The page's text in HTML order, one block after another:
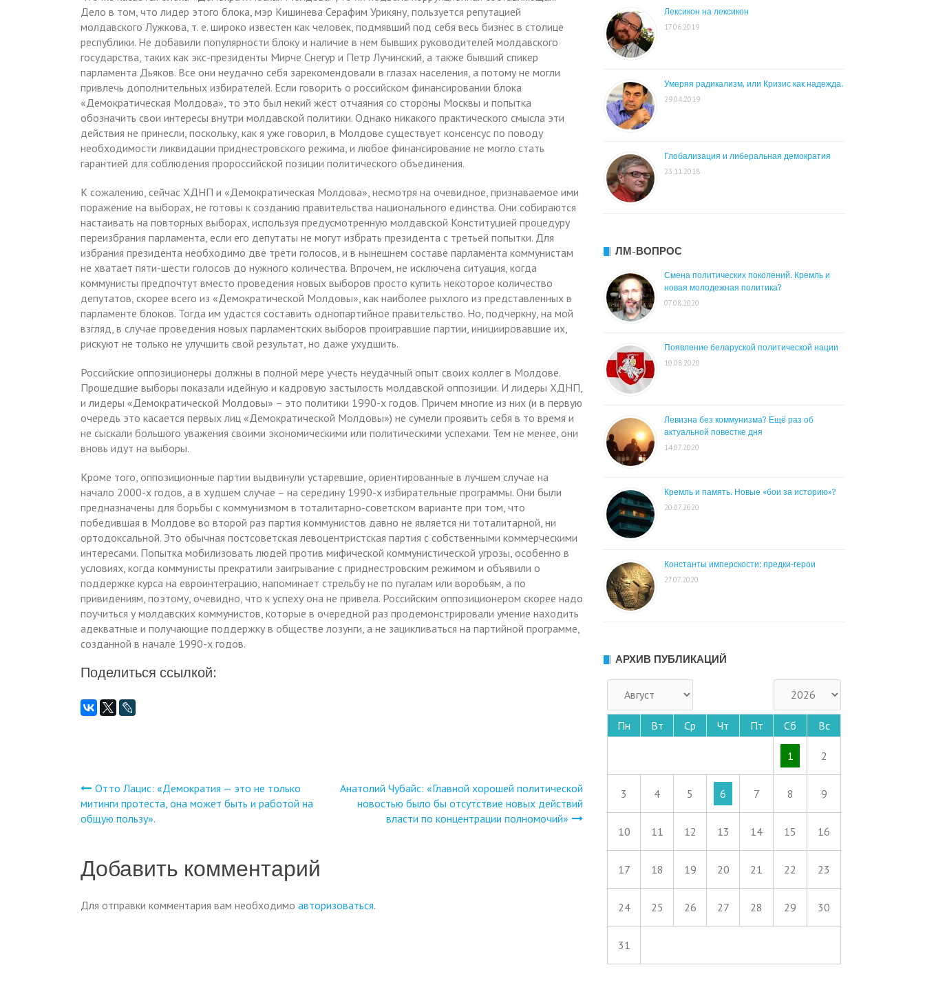
Дело в том, что лидер этого блока, мэр Кишинева Серафим Урикяну, пользуется репутацией
молдавского Лужкова, т. е. широко известен как человек, подмявший под себя весь бизнес в столице
республики. Не добавили популярности блоку и наличие в нем бывших руководителей молдавского
государства, таких как экс-президенты Мирче Снегур и Петр Лучинский, а также бывший спикер
парламента Дьяков. Все они неудачно себя зарекомендовали в глазах населения, а потому не могли
привлечь дополнительных избирателей. Если говорить о российском финансировании блока
«Демократическая Молдова», то это был некий жест отчаяния со стороны Москвы и попытка
обозначить свои интересы внутри молдавской политики. Однако никакого практического смысла эти
действия не принесли, поскольку, как я уже говорил, в Молдове существует консенсус по поводу
необходимости ликвидации приднестровского режима, и любое финансирование не могло стать
гарантией для соблюдения пророссийской позиции политического объединения.
К сожалению, сейчас ХДНП и «Демократическая Молдова», несмотря на очевидное, признаваемое ими
поражение на выборах, не готовы к созданию правительства национального единства. Они собираются
настаивать на повторных выборах, используя предусмотренную молдавской Конституцией процедуру
переизбрания парламента, если его депутаты не могут избрать президента с третьей попытки. Для
избрания президента необходимо две трети голосов, и в нынешнем составе парламента коммунистам
не хватает пяти-шести голосов до нужного количества. Впрочем, не исключена ситуация, когда
коммунисты предпочтут вместо проведения новых выборов просто купить некоторое количество
депутатов, скорее всего из «Демократической Молдовы», как наиболее рыхлого из представленных в
парламенте блоков. Тогда им удастся составить однопартийное правительство. Но, подчеркну, на мой
взгляд, в случае проведения новых парламентских выборов проигравшие партии, инициировавшие их,
рискуют не только не улучшить свой результат, но даже ухудшить.
Российские оппозиционеры должны в полной мере учесть неудачный опыт своих коллег в Молдове.
Прошедшие выборы показали идейную и кадровую застылость молдавской оппозиции. И лидеры ХДНП,
и лидеры «Демократической Молдовы» – это политики 1990-х годов. Причем многие из них (и в первую
очередь это касается первых лиц «Демократической Молдовы») не сумели проявить себя в то время и
не сыскали большого уважения своими экономическими или политическими успехами. Тем не менее, они
вновь идут на выборы.
Кроме того, оппозиционные партии выдвинули устаревшие, ориентированные в лучшем случае на
начало 2000-х годов, а в худшем случае – на середину 1990-х избирательные программы. Они были
предназначены для борьбы с коммунизмом в тоталитарно-советском варианте при том, что
победившая в Молдове во второй раз партия коммунистов давно не является ни тоталитарной, ни
ортодоксальной. Это обычная постсоветская левоцентристская партия с собственными коммерческими
интересами. Попытка мобилизовать людей против мифической коммунистической угрозы, особенно в
условиях, когда коммунисты прекратили заигрывание с приднестровским режимом и объявили о
поддержке курса на евроинтеграцию, напоминает стрельбу не по пугалам или воробьям, а по
привидениям, поэтому, очевидно, что к успеху она не привела. Российским оппозиционером скорее надо
поучиться у молдавских коммунистов, которые в очередной раз продемонстрировали умение находить
адекватные и получающие поддержку в обществе лозунги, а не зацикливаться на партийной программе,
созданной в начале 1990-х годов.
Поделиться ссылкой:
Навигация
по
записям
Отто Лацис: «Демократия — это не только
митинги протеста, она может быть и работой на
общую пользу».
Анатолий Чубайс: «Главной хорошей политической
новостью было бы отсутствие новых действий
власти по концентрации полномочий»
Добавить комментарий
Для отправки комментария вам необходимо авторизоваться.
Лексикон на лексикон
17.06.2019
Умеряя радикализм, или Кризис как надежда.
29.04.2019
Глобализация и либеральная демократия
23.11.2018
ЛМ-ВОПРОС
Смена политических поколений. Кремль и
новая молодежная политика?
07.08.2020
Появление беларуской политической нации
10.08.2020
Левизна без коммунизма? Ещё раз об
актуальной повестке дня
14.07.2020
Кремль и память. Новые «бои за историю»?
20.07.2020
Константы имперскости: предки-герои
27.07.2020
АРХИВ ПУБЛИКАЦИЙ
Пн Вт Ср Чт Пт Сб Вс
1 2
3 4 5 6 7 8 9
10 11 12 13 14 15 16
17 18 19 20 21 22 23
24 25 26 27 28 29 30
31